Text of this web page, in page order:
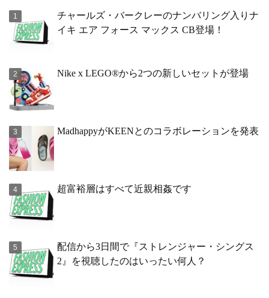
チャールズ・バークレーのナンバリング入りナ
イキ エア フォース マックス CB登場！
Nike x LEGO®から2つの新しいセットが登場
MadhappyがKEENとのコラボレーションを発表
超富裕層はすべて近親相姦です
配信から3日間で『ストレンジャー・シングス
2』を視聴したのはいったい何人？